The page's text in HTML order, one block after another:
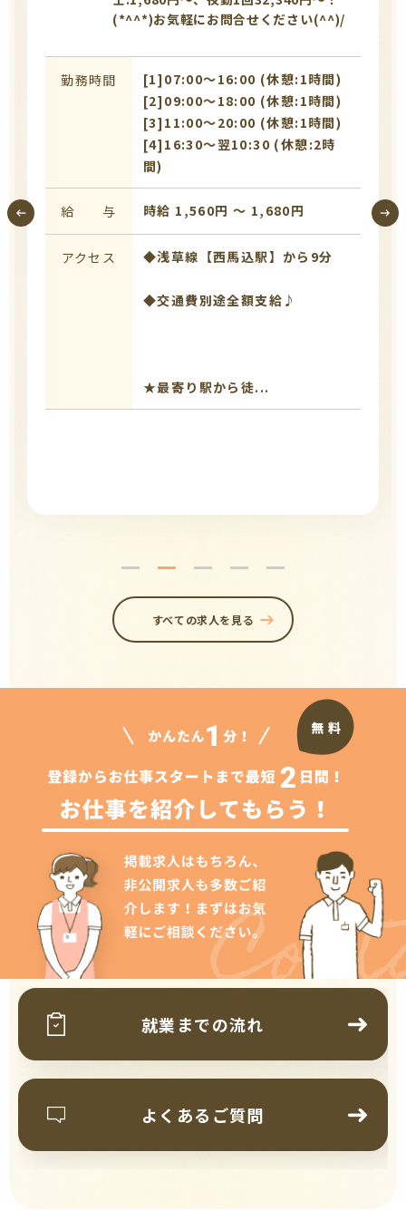
(*^^*)お気軽にお問合せください(^^)/
勤務時間
[1]07:00〜16:00 (休憩:1時間)
[2]09:00〜18:00 (休憩:1時間)
[3]11:00〜20:00 (休憩:1時間)
[4]16:30〜翌10:30 (休憩:2時
間)
給 与 時給 1,560円 〜 1,680円
アクセス ◆浅草線【西馬込駅】から9分
◆交通費別途全額支給♪
★最寄り駅から徒...
すべての求人を見る
就業までの流れ
よくあるご質問